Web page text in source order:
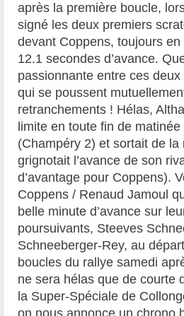
après la première boucle,
signé les deux premiers
devant Coppens, toujours
12.1 secondes d’avance.
passionnante entre ces
qui se poussent
retranchements ! Hélas,
limite en toute fin de matinée
(Champéry 2) et sortait de la
grignotait l’avance de son
d’avantage pour Coppens).
Coppens / Renaud Jamoul
belle minute d’avance sur
poursuivants, Steeves
Schneeberger-Rey, au
boucles du rallye samedi
ne sera hélas que de courte
la Super-Spéciale de